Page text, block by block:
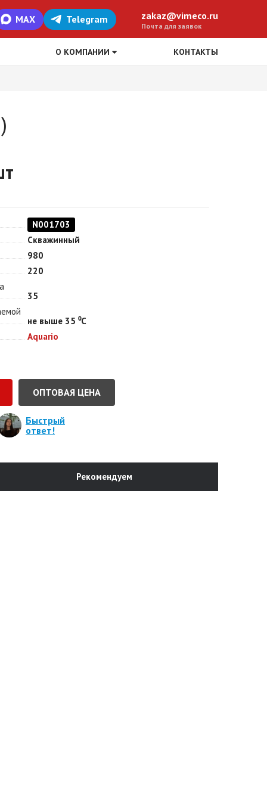
MAX Telegram zakaz@vimeco.ru
Почта для заявок
О КОМПАНИИ КОНТАКТЫ
N001703
Скважинный
980
220
35
не выше 35 ⁰С
Aquario
ОПТОВАЯ ЦЕНА
Быстрый
ответ!
Рекомендуем